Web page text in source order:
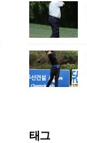
태그